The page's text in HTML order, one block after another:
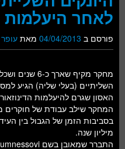
לאחר היעלמות
פורסם ב 04/04/2013 מאת עופר
מחקר מקיף
השליתיים (בעלי שליה) הגיע
האסון שגרם להיעלמות
מיליון שנה.